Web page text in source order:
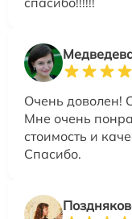
Очень доволен!
Мне очень
стоимость и
Спасибо.